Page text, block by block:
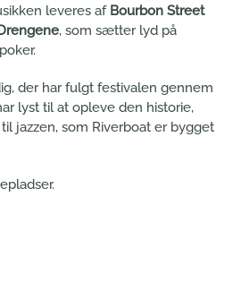
leveres af Bourbon Street
, som sætter lyd på
der har fulgt festivalen gennem
lyst til at opleve den historie,
jazzen, som Riverboat er bygget